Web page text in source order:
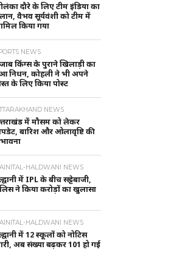
दौरे के लिए टीम इंडिया का
वैभव सूर्यवंशी को टीम में
किया गया
NEWS
किंग्स के पुराने खिलाड़ी का
निधन, कोहली ने भी अपने
के लिए किया पोस्ट
NEWS
में मौसम को लेकर
बारिश और ओलावृष्टि की
HALDWANI NEWS
में IPL के बीच सट्टेबाजी,
ने किया करोड़ों का खुलासा
HALDWANI NEWS
में 12 स्कूलों को नोटिस
अब संख्या बढ़कर 101 हो गई